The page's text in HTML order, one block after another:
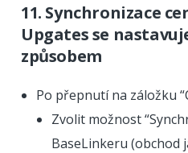
11. Synchronizace
Upgates se
způsobem
Po přepnutí na záložku
Zvolit možnost
BaseLinkeru (obchod